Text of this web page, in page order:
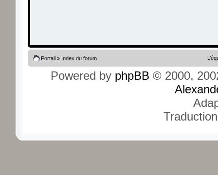
Portail» Index du forum
Powered by phpBB © 2000,